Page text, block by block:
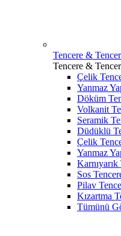
Tencere &
Tencere &
Çelik
Yanmaz
Döküm
Volkanit
Seramik
Düdüklü
Çelik
Yanmaz
Karnıyarık
Sos
Pilav
Kızartma
Tümünü